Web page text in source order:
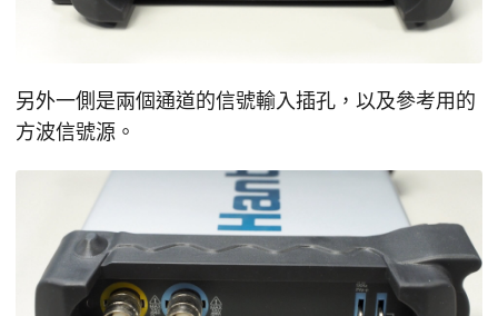
另外一側是兩個通道的信號輸入插孔，以及參考用的
方波信號源。